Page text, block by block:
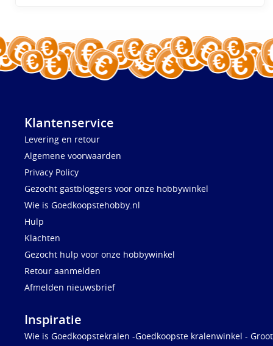
Klantenservice
Levering en retour
Algemene voorwaarden
Privacy Policy
Gezocht gastbloggers voor onze hobbywinkel
Wie is Goedkoopstehobby.nl
Hulp
Klachten
Gezocht hulp voor onze hobbywinkel
Retour aanmelden
Afmelden nieuwsbrief
Inspiratie
Wie is Goedkoopstekralen -Goedkoopste kralenwinkel -